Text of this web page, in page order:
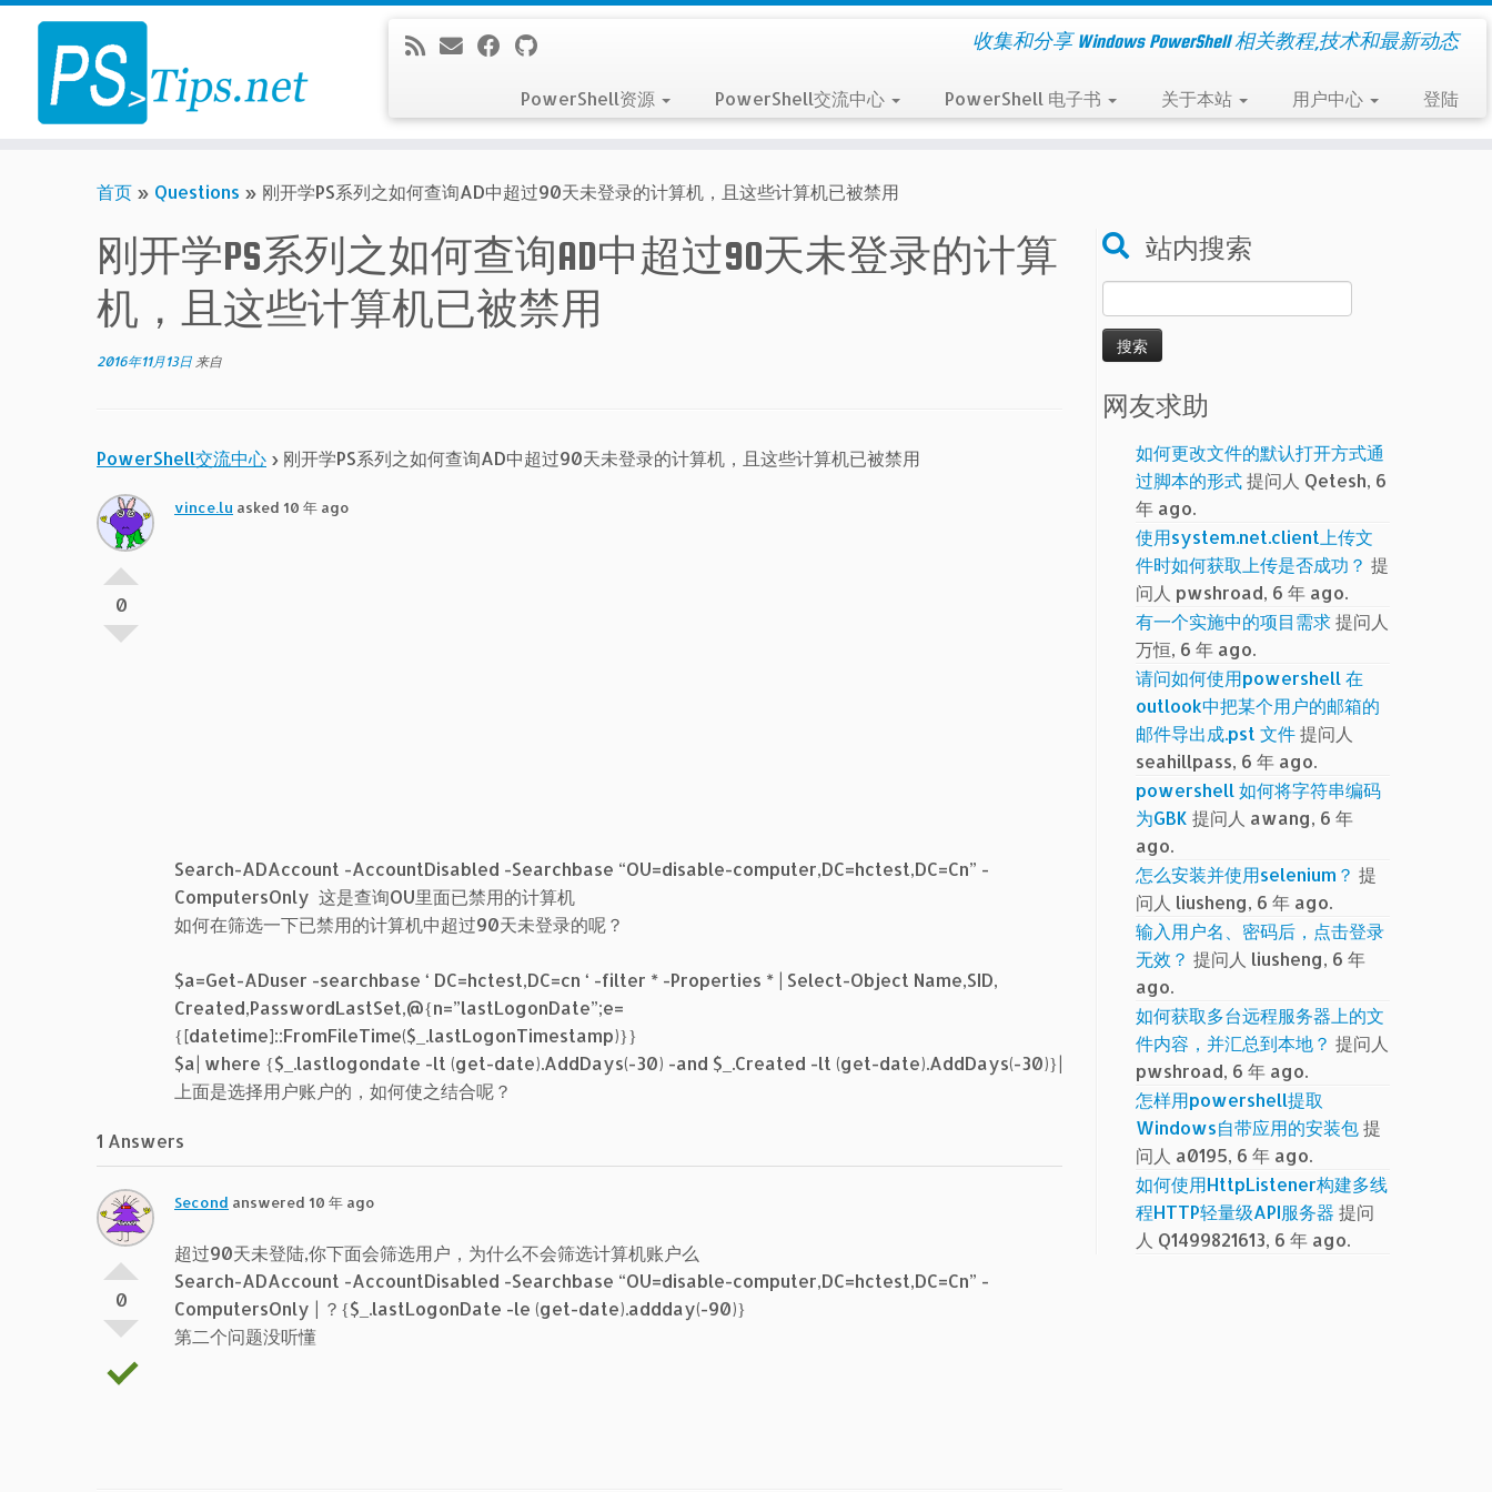
Skip
content
收集和分享 Windows PowerShell 相关教程,技术和最新动态
PowerShell资源 PowerShell交流中心 PowerShell 电子书 关于本站 用户中心 登陆
首页 » Questions » 刚开学PS系列之如何查询AD中超过90天未登录的计算机，且这些计算机已被禁用
刚开学PS系列之如何查询AD中超过90天未登录的计算
机，且这些计算机已被禁用
2016年11月13日 来自
PowerShell交流中心 › 刚开学PS系列之如何查询AD中超过90天未登录的计算机，且这些计算机已被禁用
0
vince.lu asked 10 年 ago
Search-ADAccount -AccountDisabled -Searchbase “OU=disable-computer,DC=hctest,DC=Cn” -
ComputersOnly 这是查询OU里面已禁用的计算机
如何在筛选一下已禁用的计算机中超过90天未登录的呢？
$a=Get-ADuser -searchbase ‘ DC=hctest,DC=cn ‘ -filter * -Properties * | Select-Object Name,SID,
Created,PasswordLastSet,@{n=”lastLogonDate”;e=
{[datetime]::FromFileTime($_.lastLogonTimestamp)}}
$a| where {$_.lastlogondate -lt (get-date).AddDays(-30) -and $_.Created -lt (get-date).AddDays(-30)}|
上面是选择用户账户的，如何使之结合呢？
1 Answers
0
Second answered 10 年 ago
超过90天未登陆,你下面会筛选用户，为什么不会筛选计算机账户么
Search-ADAccount -AccountDisabled -Searchbase “OU=disable-computer,DC=hctest,DC=Cn” -
ComputersOnly | ？{$_.lastLogonDate -le (get-date).addday(-90)}
第二个问题没听懂
站内搜索
索：
网友求助
如何更改文件的默认打开方式通
过脚本的形式提问人 Qetesh, 6
年 ago.
使用system.net.client上传文
件时如何获取上传是否成功？ 提
问人 pwshroad, 6 年 ago.
有一个实施中的项目需求提问人
万恒, 6 年 ago.
请问如何使用powershell 在
outlook中把某个用户的邮箱的
邮件导出成.pst 文件提问人
seahillpass, 6 年 ago.
powershell 如何将字符串编码
为GBK 提问人 awang, 6 年
ago.
怎么安装并使用selenium？ 提
问人 liusheng, 6 年 ago.
输入用户名、密码后，点击登录
无效？ 提问人 liusheng, 6 年
ago.
如何获取多台远程服务器上的文
件内容，并汇总到本地？ 提问人
pwshroad, 6 年 ago.
怎样用powershell提取
Windows自带应用的安装包提
问人 a0195, 6 年 ago.
如何使用HttpListener构建多线
程HTTP轻量级API服务器 提问
人 Q1499821613, 6 年 ago.